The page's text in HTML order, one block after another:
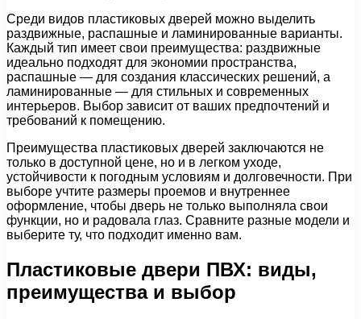
Среди видов пластиковых дверей можно выделить
раздвижные, распашные и ламинированные варианты.
Каждый тип имеет свои преимущества: раздвижные
идеально подходят для экономии пространства,
распашные — для создания классических решений, а
ламинированные — для стильных и современных
интерьеров. Выбор зависит от ваших предпочтений и
требований к помещению.
Преимущества пластиковых дверей заключаются не
только в доступной цене, но и в легком уходе,
устойчивости к погодным условиям и долговечности. При
выборе учтите размеры проемов и внутреннее
оформление, чтобы дверь не только выполняла свои
функции, но и радовала глаз. Сравните разные модели и
выберите ту, что подходит именно вам.
Пластиковые двери ПВХ: виды,
преимущества и выбор